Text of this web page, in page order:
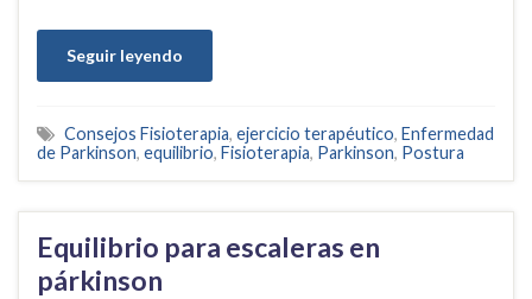
Seguir leyendo
Consejos Fisioterapia, ejercicio terapéutico, Enfermedad
de Parkinson, equilibrio, Fisioterapia, Parkinson, Postura
Equilibrio para escaleras en
párkinson